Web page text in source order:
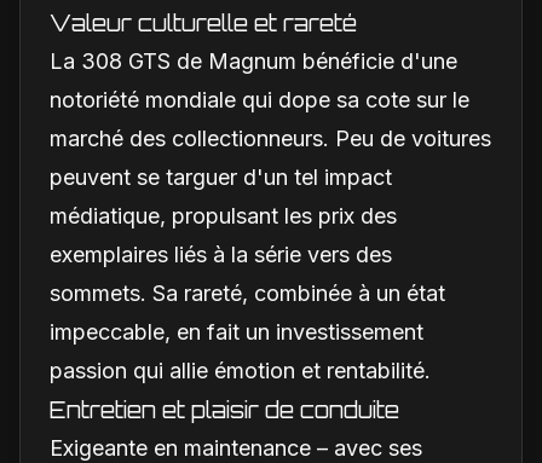
Valeur culturelle et rareté
La 308 GTS de Magnum bénéficie d'une
notoriété mondiale qui dope sa cote sur le
marché des collectionneurs. Peu de voitures
peuvent se targuer d'un tel impact
médiatique, propulsant les prix des
exemplaires liés à la série vers des
sommets. Sa rareté, combinée à un état
impeccable, en fait un investissement
passion qui allie émotion et rentabilité.
Entretien et plaisir de conduite
Exigeante en maintenance – avec ses